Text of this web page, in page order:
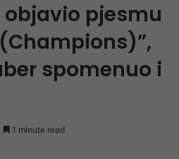
objavio pjesmu
spomenuo i
1 minute read